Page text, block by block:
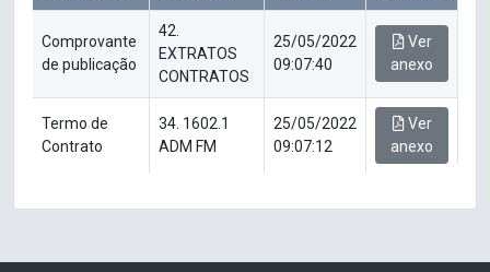
Comprovante
de publicação
42.
EXTRATOS
CONTRATOS
25/05/2022
09:07:40
Ver
anexo
Termo de
Contrato
34. 1602.1
ADM FM
25/05/2022
09:07:12
Ver
anexo